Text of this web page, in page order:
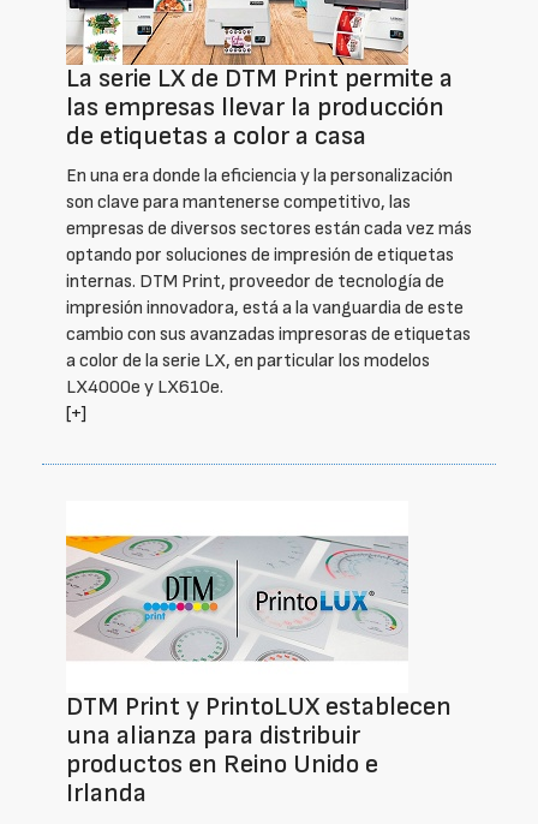
La serie LX de DTM Print permite a
las empresas llevar la producción
de etiquetas a color a casa
En una era donde la eficiencia y la personalización
son clave para mantenerse competitivo, las
empresas de diversos sectores están cada vez más
optando por soluciones de impresión de etiquetas
internas. DTM Print, proveedor de tecnología de
impresión innovadora, está a la vanguardia de este
cambio con sus avanzadas impresoras de etiquetas
a color de la serie LX, en particular los modelos
LX4000e y LX610e.
[+]
DTM Print y PrintoLUX establecen
una alianza para distribuir
productos en Reino Unido e
Irlanda